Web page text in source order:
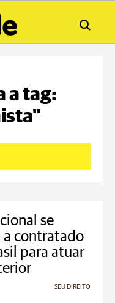
a tag:
se
a contratado
para atuar
SEU DIREITO